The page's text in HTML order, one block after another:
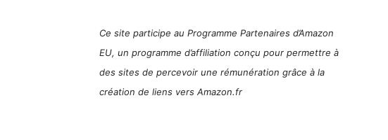
Ce site participe au Programme Partenaires d’Amazon
EU, un programme d’affiliation conçu pour permettre à
des sites de percevoir une rémunération grâce à la
création de liens vers Amazon.fr